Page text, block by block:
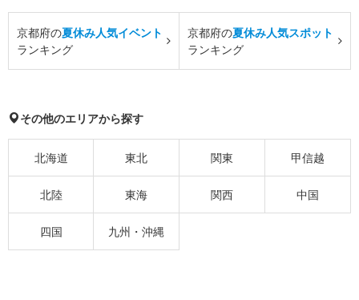
京都府の夏休み人気イベント
ランキング
京都府の夏休み人気スポット
ランキング
その他のエリアから探す
北海道 東北 関東 甲信越
北陸 東海 関西 中国
四国 九州・沖縄